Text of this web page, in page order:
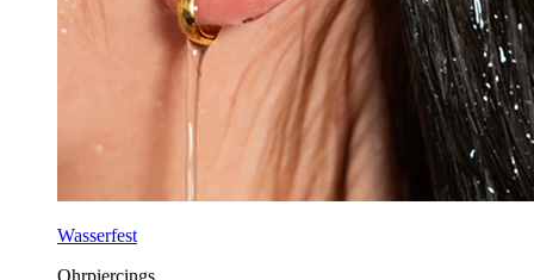
Wasserfest
Ohrpiercings